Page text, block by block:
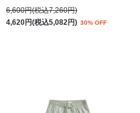
6,600円(税込7,260円)
4,620円(税込5,082円) 30% OFF